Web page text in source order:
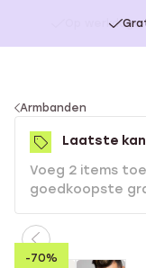
You
are
here:
Armbanden
Laatste
Voeg 2 items
goedkoopste
-70%